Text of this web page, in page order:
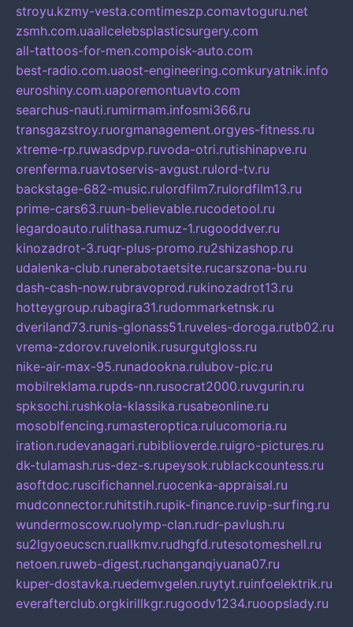
stroyu.kzmy-vesta.comtimeszp.comavtoguru.net
zsmh.com.uaallcelebsplasticsurgery.com
all-tattoos-for-men.compoisk-auto.com
best-radio.com.uaost-engineering.comkuryatnik.info
euroshiny.com.uaporemontuavto.com
searchus-nauti.rumirmam.infosmi366.ru
transgazstroy.ruorgmanagement.orgyes-fitness.ru
xtreme-rp.ruwasdpvp.ruvoda-otri.rutishinapve.ru
orenferma.ruavtoservis-avgust.rulord-tv.ru
backstage-682-music.rulordfilm7.rulordfilm13.ru
prime-cars63.ruun-believable.rucodetool.ru
legardoauto.rulithasa.rumuz-1.rugooddver.ru
kinozadrot-3.ruqr-plus-promo.ru2shizashop.ru
udalenka-club.runerabotaetsite.rucarszona-bu.ru
dash-cash-now.rubravoprod.rukinozadrot13.ru
hotteygroup.rubagira31.rudommarketnsk.ru
dveriland73.runis-glonass51.ruveles-doroga.rutb02.ru
vrema-zdorov.ruvelonik.rusurgutgloss.ru
nike-air-max-95.runadookna.rulubov-pic.ru
mobilreklama.rupds-nn.rusocrat2000.ruvgurin.ru
spksochi.rushkola-klassika.rusabeonline.ru
mosoblfencing.rumasteroptica.rulucomoria.ru
iration.rudevanagari.rubiblioverde.ruigro-pictures.ru
dk-tulamash.rus-dez-s.rupeysok.rublackcountess.ru
asoftdoc.ruscifichannel.ruocenka-appraisal.ru
mudconnector.ruhitstih.rupik-finance.ruvip-surfing.ru
wundermoscow.ruolymp-clan.rudr-pavlush.ru
su2lgyoeucscn.ruallkmv.rudhgfd.rutesotomeshell.ru
netoen.ruweb-digest.ruchanganqiyuana07.ru
kuper-dostavka.ruedemvgelen.ruytyt.ruinfoelektrik.ru
everafterclub.orgkirillkgr.rugoodv1234.ruoopslady.ru